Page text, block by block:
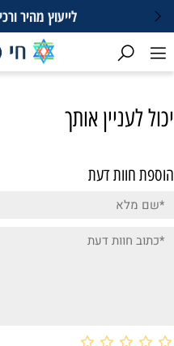
לייעוץ מהיר
יכול לעניין אותך
הוספת חוות דעת